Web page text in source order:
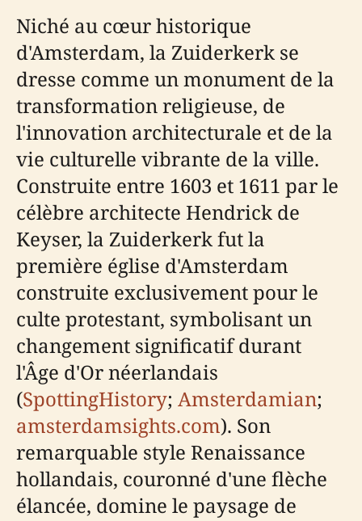
Niché au cœur historique
d'Amsterdam, la Zuiderkerk se
dresse comme un monument de la
transformation religieuse, de
l'innovation architecturale et de la
vie culturelle vibrante de la ville.
Construite entre 1603 et 1611 par le
célèbre architecte Hendrick de
Keyser, la Zuiderkerk fut la
première église d'Amsterdam
construite exclusivement pour le
culte protestant, symbolisant un
changement significatif durant
l'Âge d'Or néerlandais
(SpottingHistory; Amsterdamian;
amsterdamsights.com). Son
remarquable style Renaissance
hollandais, couronné d'une flèche
élancée, domine le paysage de